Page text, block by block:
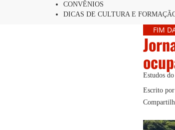
CONVÊNIOS
DICAS DE CULTURA E
FIM
Estudos
Escrito